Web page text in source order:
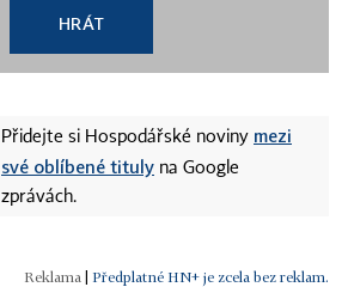
HRÁT
Přidejte si Hospodářské noviny mezi
své oblíbené tituly na Google
zprávách.
Předplatné HN+ je zcela bez reklam.